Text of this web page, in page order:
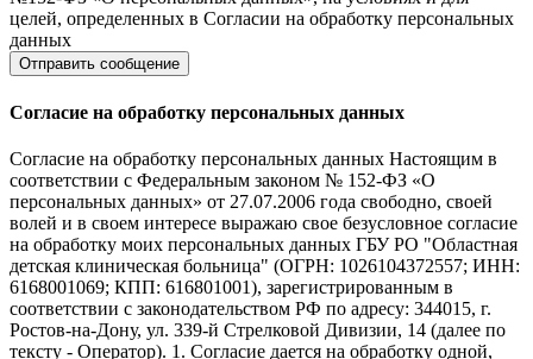
целей, определенных в Согласии на обработку персональных
данных
Согласие на обработку персональных данных
Согласие на обработку персональных данных Настоящим в
соответствии с Федеральным законом № 152-ФЗ «О
персональных данных» от 27.07.2006 года свободно, своей
волей и в своем интересе выражаю свое безусловное согласие
на обработку моих персональных данных ГБУ РО "Областная
детская клиническая больница" (ОГРН: 1026104372557; ИНН:
6168001069; КПП: 616801001), зарегистрированным в
соответствии с законодательством РФ по адресу: 344015, г.
Ростов-на-Дону, ул. 339-й Стрелковой Дивизии, 14 (далее по
тексту - Оператор). 1. Согласие дается на обработку одной,